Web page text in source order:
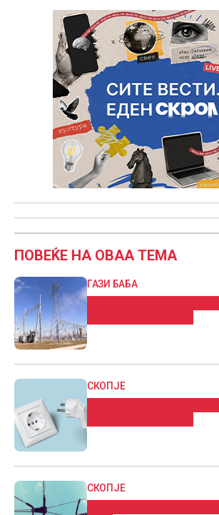
ПОВЕЌЕ НА ОВАА ТЕМА
ГАЗИ БАБА
СКОПЈЕ
СКОПЈЕ
Денес дел од Скопје